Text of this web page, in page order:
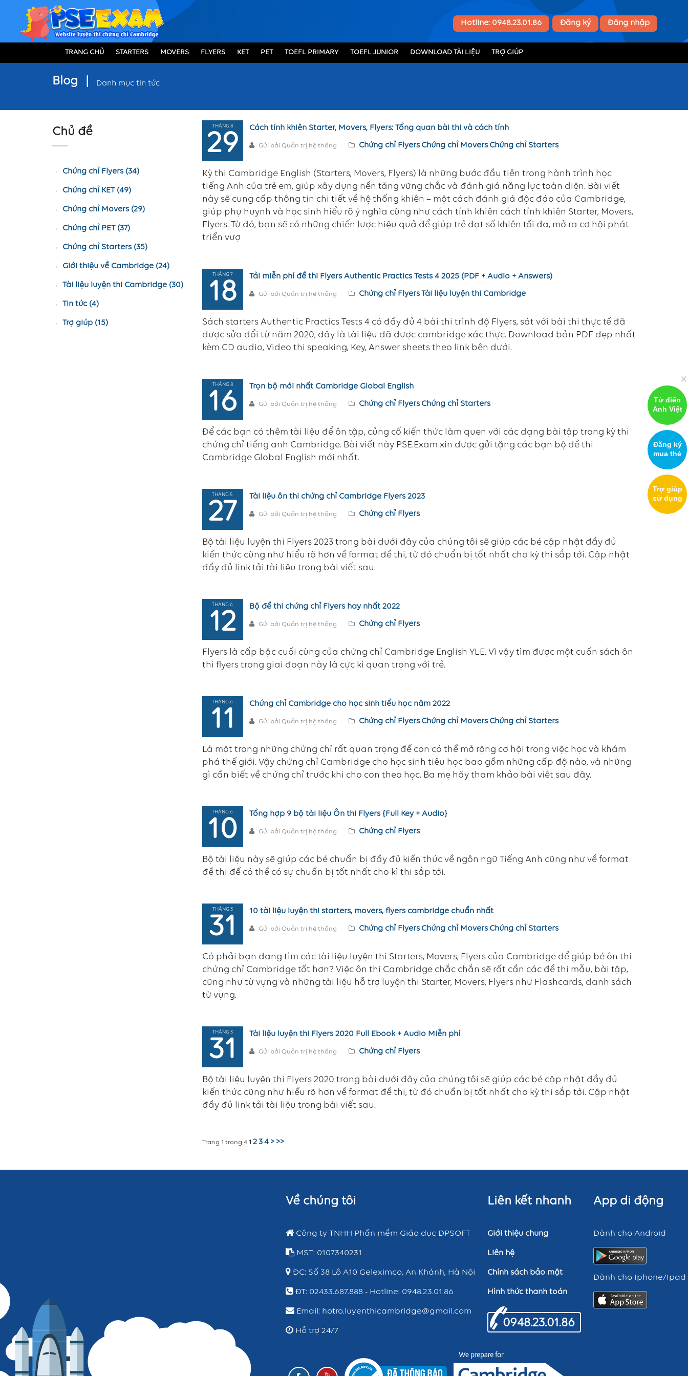
Hotline: 0948.23.01.86 Đăng ký Đăng nhập
TRANG CHỦ STARTERS MOVERS FLYERS KET PET TOEFL PRIMARY TOEFL JUNIOR DOWNLOAD TÀI LIỆU TRỢ GIÚP
Blog Danh mục tin tức
Chủ đề
Chứng chỉ Flyers (34)
Chứng chỉ KET (49)
Chứng chỉ Movers (29)
Chứng chỉ PET (37)
Chứng chỉ Starters (35)
Giới thiệu về Cambridge (24)
Tài liệu luyện thi Cambridge (30)
Tin tức (4)
Trợ giúp (15)
THÁNG 8
29
Cách tính khiên Starter, Movers, Flyers: Tổng quan bài thi và cách tính
Gửi bởi Quản trị hệ thống Chứng chỉ Flyers Chứng chỉ Movers Chứng chỉ Starters
Kỳ thi Cambridge English (Starters, Movers, Flyers) là những bước đầu tiên trong hành trình học
tiếng Anh của trẻ em, giúp xây dựng nền tảng vững chắc và đánh giá năng lực toàn diện. Bài viết
này sẽ cung cấp thông tin chi tiết về hệ thống khiên – một cách đánh giá độc đáo của Cambridge,
giúp phụ huynh và học sinh hiểu rõ ý nghĩa cũng như cách tính khiên cách tính khiên Starter, Movers,
Flyers. Từ đó, bạn sẽ có những chiến lược hiệu quả để giúp trẻ đạt số khiên tối đa, mở ra cơ hội phát
triển vượ
THÁNG 7
18
Tải miễn phí đề thi Flyers Authentic Practics Tests 4 2025 (PDF + Audio + Answers)
Gửi bởi Quản trị hệ thống Chứng chỉ Flyers Tài liệu luyện thi Cambridge
Sách starters Authentic Practics Tests 4 có đầy đủ 4 bài thi trình độ Flyers, sát với bài thi thực tế đã
được sửa đổi từ năm 2020, đây là tài liệu đã được cambridge xác thực. Download bản PDF đẹp nhất
kèm CD audio, Video thi speaking, Key, Answer sheets theo link bên dưới.
THÁNG 8
16
Trọn bộ mới nhất Cambridge Global English
Gửi bởi Quản trị hệ thống Chứng chỉ Flyers Chứng chỉ Starters
Để các bạn có thêm tài liệu để ôn tập, củng cố kiến thức làm quen với các dạng bài tập trong kỳ thi
chứng chỉ tiếng anh Cambridge. Bài viết này PSE.Exam xin được gửi tặng các bạn bộ đề thi
Cambridge Global English mới nhất.
THÁNG 5
27
Tài liệu ôn thi chứng chỉ Cambridge Flyers 2023
Gửi bởi Quản trị hệ thống Chứng chỉ Flyers
Bộ tài liệu luyện thi Flyers 2023 trong bài dưới đây của chúng tôi sẽ giúp các bé cập nhật đầy đủ
kiến thức cũng như hiểu rõ hơn về format đề thi, từ đó chuẩn bị tốt nhất cho kỳ thi sắp tới. Cập nhật
đầy đủ link tải tài liệu trong bài viết sau.
THÁNG 6
12
Bộ đề thi chứng chỉ Flyers hay nhất 2022
Gửi bởi Quản trị hệ thống Chứng chỉ Flyers
Flyers là cấp bậc cuối cùng của chứng chỉ Cambridge English YLE. Vì vậy tìm được một cuốn sách ôn
thi flyers trong giai đoạn này là cực kì quan trọng với trẻ.
THÁNG 6
11
Chứng chỉ Cambridge cho học sinh tiểu học năm 2022
Gửi bởi Quản trị hệ thống Chứng chỉ Flyers Chứng chỉ Movers Chứng chỉ Starters
Là một trong những chứng chỉ rất quan trọng để con có thể mở rộng cơ hội trong việc học và khám
phá thế giới. Vậy chứng chỉ Cambridge cho học sinh tiêu học bao gồm những cấp độ nào, và những
gì cần biết về chứng chỉ trước khi cho con theo học. Ba mẹ hãy tham khảo bài viêt sau đây.
THÁNG 6
10
Tổng hợp 9 bộ tài liệu Ôn thi Flyers {Full Key + Audio}
Gửi bởi Quản trị hệ thống Chứng chỉ Flyers
Bộ tài liệu này sẽ giúp các bé chuẩn bị đầy đủ kiến thức về ngôn ngữ Tiếng Anh cũng như về format
đề thi để có thể có sự chuẩn bị tốt nhất cho kì thi sắp tới.
THÁNG 3
31
10 tài liệu luyện thi starters, movers, flyers cambridge chuẩn nhất
Gửi bởi Quản trị hệ thống Chứng chỉ Flyers Chứng chỉ Movers Chứng chỉ Starters
Có phải bạn đang tìm các tài liệu luyện thi Starters, Movers, Flyers của Cambridge để giúp bé ôn thi
chứng chỉ Cambridge tốt hơn? Việc ôn thi Cambridge chắc chắn sẽ rất cần các đề thi mẫu, bài tập,
cũng như từ vựng và những tài liệu hỗ trợ luyện thi Starter, Movers, Flyers như Flashcards, danh sách
từ vựng.
THÁNG 3
31
Tài liệu luyện thi Flyers 2020 Full Ebook + Audio Miễn phí
Gửi bởi Quản trị hệ thống Chứng chỉ Flyers
Bộ tài liệu luyện thi Flyers 2020 trong bài dưới đây của chúng tôi sẽ giúp các bé cập nhật đầy đủ
kiến thức cũng như hiểu rõ hơn về format đề thi, từ đó chuẩn bị tốt nhất cho kỳ thi sắp tới. Cập nhật
đầy đủ link tải tài liệu trong bài viết sau.
Trang 1 trong 4 1 2 3 4 > >>
Về chúng tôi
Công ty TNHH Phần mềm Giáo dục DPSOFT
MST: 0107340231
ĐC: Số 38 Lô A10 Geleximco, An Khánh, Hà Nội
ĐT: 02433.687.888 - Hotline: 0948.23.01.86
Email: hotro.luyenthicambridge@gmail.com
Hỗ trợ 24/7
Liên kết nhanh
Giới thiệu chung
Liên hệ
Chính sách bảo mật
Hình thức thanh toán
0948.23.01.86
App di động
Dành cho Android
Dành cho Iphone/Ipad
x
Từ điển
Anh Việt
Đăng ký
mua thẻ
Trợ giúp
sử dụng